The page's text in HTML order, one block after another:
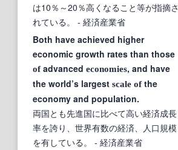
は10％～20％高くなること等が指摘さ
れている。
- 経済産業省
Both have achieved higher
economic growth rates than those
ofadvanced economies, and have
the world’s largest scale ofthe
economy and population.
両国とも先進国に比べて高い経済成長
率を誇り、世界有数の経済、人口規模
を有している。
- 経済産業省